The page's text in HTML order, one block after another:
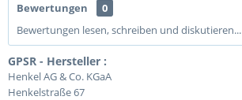
Bewertungen
0
Bewertungen lesen, schreiben und diskutieren...
GPSR - Hersteller :
Henkel AG & Co. KGaA
Henkelstraße 67